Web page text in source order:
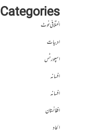
Categories
اختلافی نوٹ
ادبیات
اسپورٹس
افسانہ
افسانہ
افغانستان
الحاد